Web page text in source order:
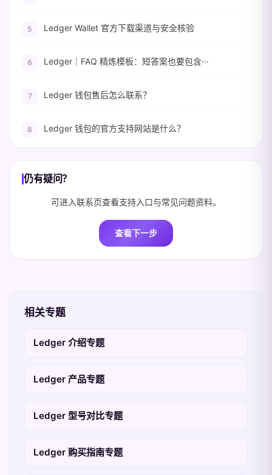
Ledger Wallet 官方下载渠道与安全核验
Ledger｜FAQ 精炼模板：短答案也要包含···
Ledger 钱包售后怎么联系？
Ledger 钱包的官方支持网站是什么？
仍有疑问？
可进入联系页查看支持入口与常见问题资料。
查看下一步
相关专题
Ledger 介绍专题
Ledger 产品专题
Ledger 型号对比专题
Ledger 购买指南专题